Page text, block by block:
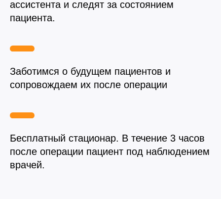
Вакцинация кроликов
ассистента и следят за состоянием
пациента.
Заботимся о будущем пациентов и
сопровождаем их после операции
Бесплатный стационар. В течение 3 часов
после операции пациент под наблюдением
врачей.